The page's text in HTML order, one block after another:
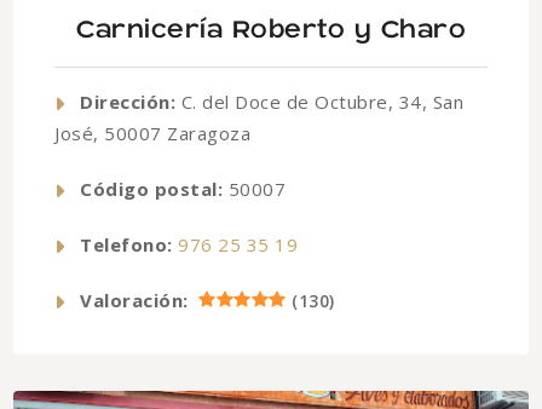
Carnicería Roberto y Charo
Dirección: C. del Doce de Octubre, 34, San
José, 50007 Zaragoza
Código postal: 50007
Telefono: 976 25 35 19
Valoración: (130)